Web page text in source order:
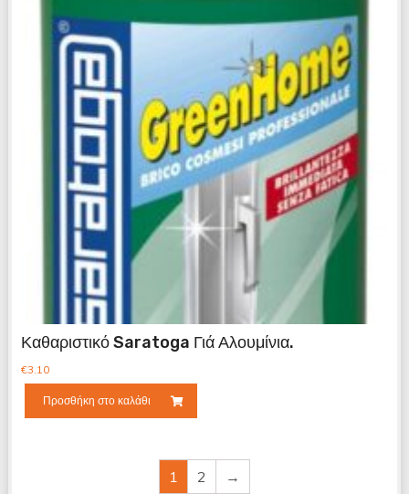
Καθαριστικό Saratoga Γιά Αλουμίνια.
€3.10
Προσθήκη στο καλάθι
1 2 →